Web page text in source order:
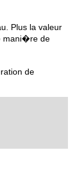
Plus la valeur
mani�re de
de